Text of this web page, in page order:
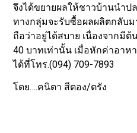
จึงได้ขยายผลให้ชาวบ้านนำป
ทางกลุ่มจะรับซื้อผลผลิตกลับม
ถือว่าอยู่ได้สบาย เนื่องจากมีต้
40 บาทเท่านั้น เมื่อหักค่าอาห
ได้ที่โทร.(094) 709-7893
โดย….คนิตา สีตอง/ตรัง